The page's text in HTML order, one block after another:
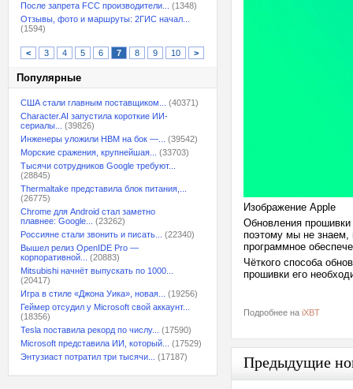
После запрета FCC производители...
(1348)
Отзывы, фото и маршруты: 2ГИС начал...
(1594)
< 3 4 5 6 7 8 9 10 >
Популярные
США стали главным поставщиком...
(40371)
Character.AI запустила короткие ИИ-
сериалы...
(39826)
Инженеры уложили HBM на бок —...
(39542)
Морские сражения, крупнейшая...
(33703)
Тысячи сотрудников Google требуют...
(28845)
Thermaltake представила блок питания,...
(26775)
Chrome для Android стал заметно
плавнее: Google...
(23262)
Россияне стали звонить и писать...
(22340)
Вышел релиз OpenIDE Pro —
корпоративной...
(20883)
Mitsubishi начнёт выпускать по 1000...
(20417)
Игра в стиле «Джона Уика», новая...
(19256)
Геймер отсудил у Microsoft свой аккаунт...
(18356)
Tesla поставила рекорд по числу...
(17590)
Microsoft представила ИИ, который...
(17529)
Энтузиаст потратил три тысячи...
(17187)
Изображение Apple
Обновления прошивки
поэтому мы не знаем,
программное
Чёткого способа
прошивки его
Подробнее на iXBT
Предыдущие